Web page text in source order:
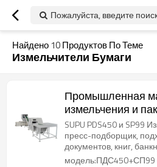
Пожалуйста, введите
Найдено 10Продуктов По Теме
Измельчители Бумаги
Промышленная
измельчения и
банкнот с
SUPU PDS450 и SP99
пресс-подборщик,
документов, книг,
уничтожения.
модель:ПДС450+СП99